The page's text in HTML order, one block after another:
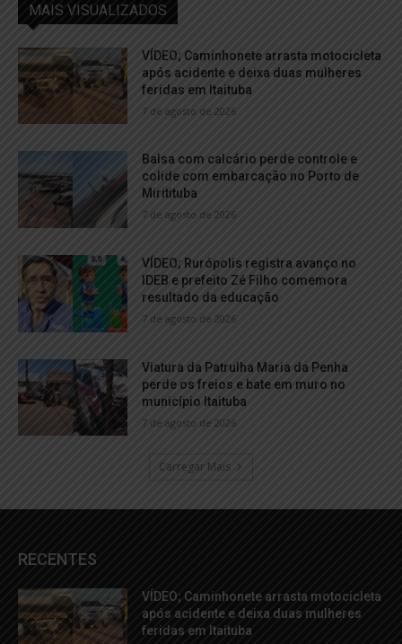
MAIS VISUALIZADOS
VÍDEO; Caminhonete arrasta motocicleta
após acidente e deixa duas mulheres
feridas em Itaituba
7 de agosto de 2026
Balsa com calcário perde controle e
colide com embarcação no Porto de
Miritituba
7 de agosto de 2026
VÍDEO; Rurópolis registra avanço no
IDEB e prefeito Zé Filho comemora
resultado da educação
7 de agosto de 2026
Viatura da Patrulha Maria da Penha
perde os freios e bate em muro no
município Itaituba
7 de agosto de 2026
Carregar Mais
RECENTES
VÍDEO; Caminhonete arrasta motocicleta
após acidente e deixa duas mulheres
feridas em Itaituba